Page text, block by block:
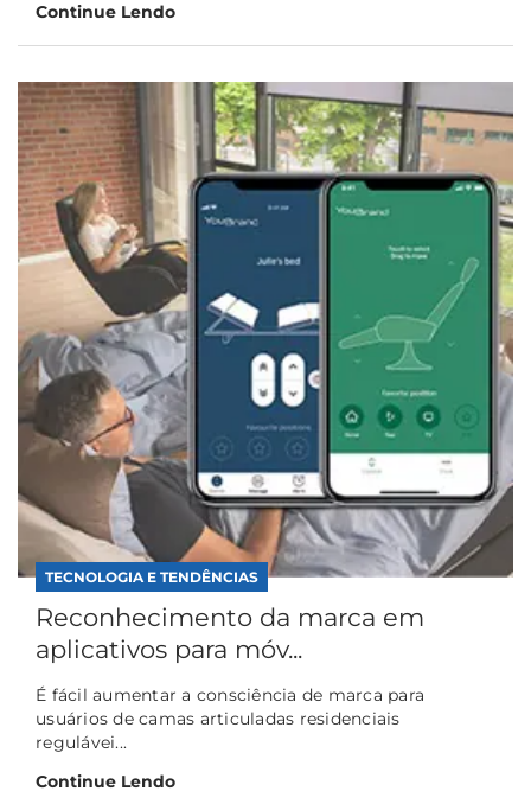
Continue Lendo
TECNOLOGIA E TENDÊNCIAS
Reconhecimento da marca em
aplicativos para móv...
É fácil aumentar a consciência de marca para
usuários de camas articuladas residenciais
regulávei...
Continue Lendo